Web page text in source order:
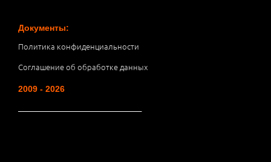
Документы:
Политика конфиденциальности
Соглашение об обработке данных
2009 - 2026